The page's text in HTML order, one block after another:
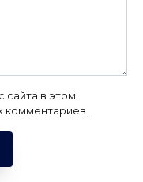
сайта в этом
комментариев.